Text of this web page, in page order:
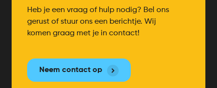
Heb je een vraag of hulp nodig? Bel ons
gerust of stuur ons een berichtje. Wij
komen graag met je in contact!
Neem contact op